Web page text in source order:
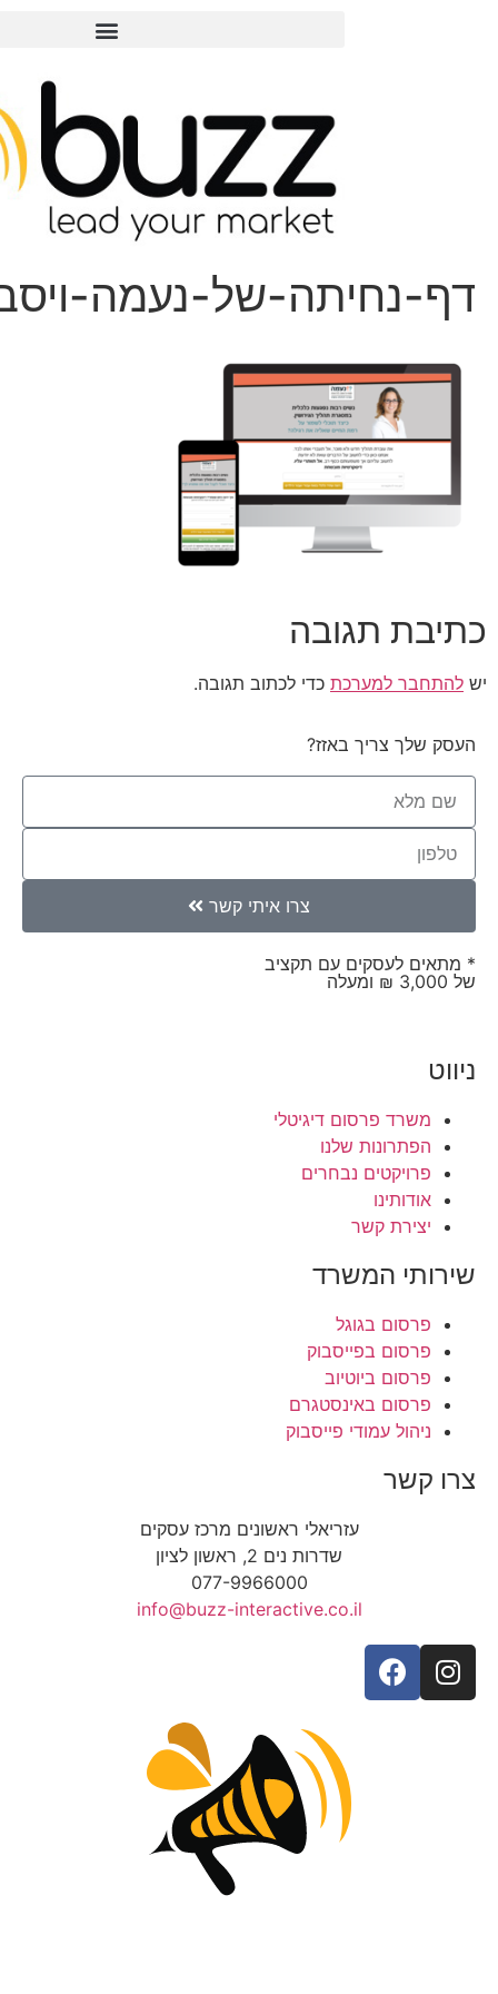
נחיתה-של-נעמה-ויסבורט
תגובה
למערכתכדי לכתוב תגובה.
צריך באזז?
צרו איתי קשר
לעסקים עם תקציב
פרסום דיגיטלי
שלנו
נבחרים
קשר
המשרד
בגוגל
בפייסבוק
ביוטיוב
באינסטגרם
עמודי פייסבוק
עזריאלי ראשונים מרכז עסקים
שדרות נים 2, ראשון לציון
077-9966000
info@buzz-interactive.co.il